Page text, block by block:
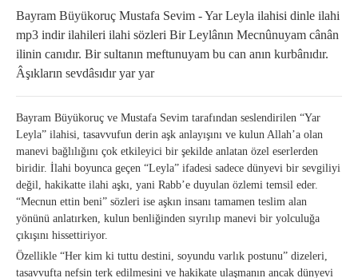
Bayram Büyükoruç Mustafa Sevim - Yar Leyla ilahisi dinle ilahi
mp3 indir ilahileri ilahi sözleri Bir Leylânın Mecnûnuyam cânân
ilinin canıdır. Bir sultanın meftunuyam bu can anın kurbânıdır.
Âşıkların sevdâsıdır yar yar
Bayram Büyükoruç ve Mustafa Sevim tarafından seslendirilen “Yar
Leyla” ilahisi, tasavvufun derin aşk anlayışını ve kulun Allah’a olan
manevi bağlılığını çok etkileyici bir şekilde anlatan özel eserlerden
biridir. İlahi boyunca geçen “Leyla” ifadesi sadece dünyevi bir sevgiliyi
değil, hakikatte ilahi aşkı, yani Rabb’e duyulan özlemi temsil eder.
“Mecnun ettin beni” sözleri ise aşkın insanı tamamen teslim alan
yönünü anlatırken, kulun benliğinden sıyrılıp manevi bir yolculuğa
çıkışını hissettiriyor.
Özellikle “Her kim ki tuttu destini, soyundu varlık postunu” dizeleri,
tasavvufta nefsin terk edilmesini ve hakikate ulaşmanın ancak dünyevi